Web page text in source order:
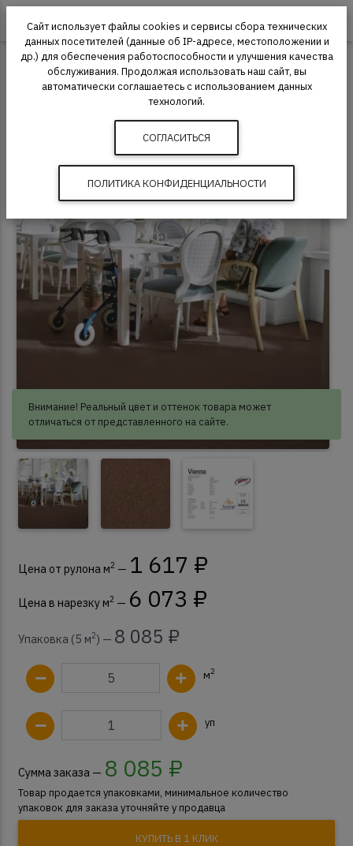
Ковровая плитка Betap Betap Vienna
Ковровая плитка Betap Vienna 97
Внимание! Реальный цвет и оттенок товара может
отличаться от представленного на сайте.
Цена от рулона м2 — 1 617 ₽
Цена в нарезку м2 — 6 073 ₽
Упаковка (5 м2) — 8 085 ₽
м2
уп
Сумма заказа — 8 085 ₽
Товар продается упаковками, минимальное количество
упаковок для заказа уточняйте у продавца
КУПИТЬ В 1 КЛИК
Сайт использует файлы cookies и сервисы сбора технических
данных посетителей (данные об IP-адресе, местоположении и
др.) для обеспечения работоспособности и улучшения качества
обслуживания. Продолжая использовать наш сайт, вы
автоматически соглашаетесь с использованием данных
технологий.
СОГЛАСИТЬСЯ
ПОЛИТИКА КОНФИДЕНЦИАЛЬНОСТИ